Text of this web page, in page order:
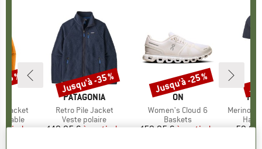
Jacket
réduit
de
%
MARQUE
PATAGONIA
Article
Retro Pile Jacket
Product group
Veste polaire
Prix
149,95 € Prix réduit
à partir de
Remise
Jusqu'à -35 %
MARQUE
ON
Article
Women's Cloud 6
Product group
Baskets
Prix
159,95 € Prix réduit
à partir de
Remise
Jusqu'à -25 %
Article
MerinoMix150
Haut
59,95